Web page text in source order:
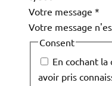
Votre message *
Votre message
Consent
En cochant la
avoir pris